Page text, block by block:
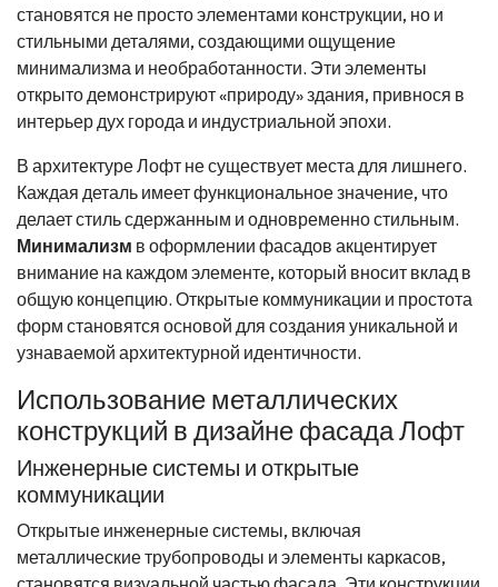
становятся не просто элементами конструкции, но и
стильными деталями, создающими ощущение
минимализма и необработанности. Эти элементы
открыто демонстрируют «природу» здания, привнося в
интерьер дух города и индустриальной эпохи.
В архитектуре Лофт не существует места для лишнего.
Каждая деталь имеет функциональное значение, что
делает стиль сдержанным и одновременно стильным.
Минимализм в оформлении фасадов акцентирует
внимание на каждом элементе, который вносит вклад в
общую концепцию. Открытые коммуникации и простота
форм становятся основой для создания уникальной и
узнаваемой архитектурной идентичности.
Использование металлических
конструкций в дизайне фасада Лофт
Инженерные системы и открытые
коммуникации
Открытые инженерные системы, включая
металлические трубопроводы и элементы каркасов,